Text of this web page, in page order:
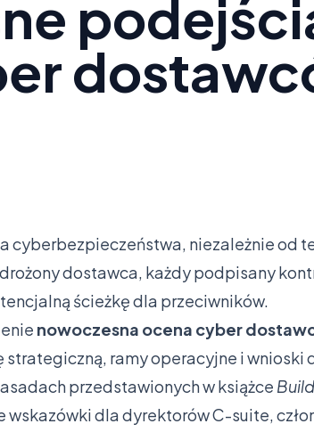
cyberbezpieczeństwa, niezależnie od
dostawca, każdy podpisany
ścieżkę dla przeciwników.
nowoczesna ocena cyber
strategiczną, ramy operacyjne i wnioski
przedstawionych w książce
dla dyrektorów C-suite,